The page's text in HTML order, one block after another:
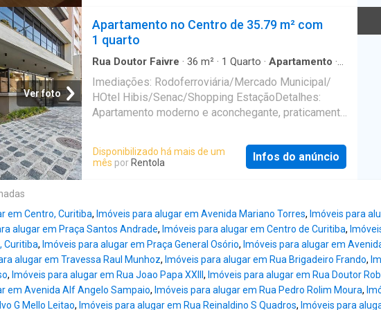
a localização é privilegiada, com fácil acesso a
serviços essenciais. Nas proximidades, encontra-se
o Hospital Maternide Nossa Senhora de Fátima,
garantindo segurança e comodidades em casos de
necessidade médica. Este apartamento é ideal para
quem deseja viver em um ambiente moderno e bem
equipado, com todas as facilidades que a vida em
1 Quarto no Coração de Curitiba À procura de um
imóvel aconchegante e prático? Este amplo
privilegiada, o imóvel está equipado para oferecer o
máximo de
Ver foto
Apartamento no Centro de 35.79 m² com
1 quarto
Rua Doutor Faivre · 36 m² · 1 Quarto · Apartamento ·
Imediações: Rodoferroviária/Mercado Municipal/
HOtel Hibis/Senac/Shopping EstaçãoDetalhes:
Apartamento moderno e aconchegante, praticamente
casais que buscam conforto, praticidade e
excelente localização. Situado em andar alto,
mercados, restaurantes, farmácias, bancos e
transporte público, proporcionando toda a
conveniência do dia a dia.Imóvel oferece:Cozinha
toda com armário, fogão, micro-ondas,
geladeira;Sala com sofá, painel de tv;1 Quarto com
cama de casal, armário e ar condicionado;1 Bwc com
Disponibilizado há mais de um
mês por Rentola Infos do anúncio
em Centro, Curitiba, Imóveis para alugar em Avenida Mariano Torres, Imóveis para
alugar em Praça Santos Andrade, Imóveis para alugar em Centro de Curitiba,
Curitiba, Imóveis para alugar em Praça General Osório, Imóveis para alugar em
alugar em Travessa Raul Munhoz, Imóveis para alugar em Rua Brigadeiro Frando,
, Imóveis para alugar em Rua Joao Papa XXIII , Imóveis para alugar em Rua Doutor
em Avenida Alf Angelo Sampaio, Imóveis para alugar em Rua Pedro Rolim Moura,
G Mello Leitao, Imóveis para alugar em Rua Reinaldino S Quadros, Imóveis para